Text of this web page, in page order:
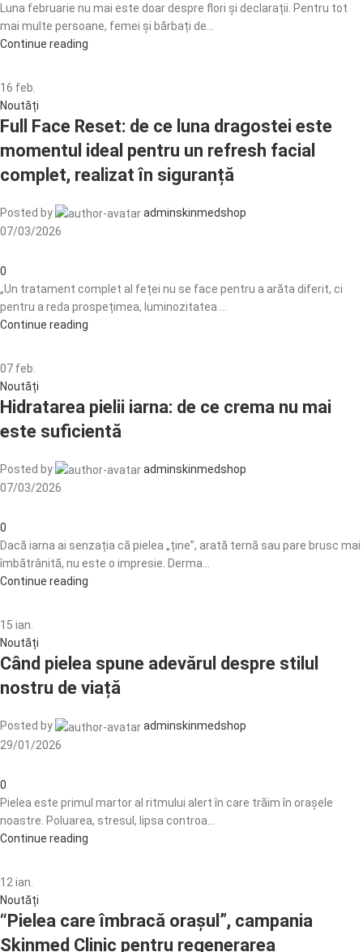
Luna februarie nu mai este doar despre flori și declarații. Pentru tot
mai multe persoane, femei și bărbați de...
Continue reading
16 feb.
Noutăți
Full Face Reset: de ce luna dragostei este
momentul ideal pentru un refresh facial
complet, realizat în siguranță
Posted by
adminskinmedshop
07/03/2026
0
„Un tratament complet al feței nu se face pentru a arăta diferit, ci
pentru a reda prospețimea, luminozitatea ...
Continue reading
07 feb.
Noutăți
Hidratarea pielii iarna: de ce crema nu mai
este suficientă
Posted by
adminskinmedshop
07/03/2026
0
Dacă iarna ai senzația că pielea „ține”, arată ternă sau pare brusc mai
îmbătrânită, nu este o impresie. Derma...
Continue reading
15 ian.
Noutăți
Când pielea spune adevărul despre stilul
nostru de viață
Posted by
adminskinmedshop
29/01/2026
0
Pielea este primul martor al ritmului alert în care trăim în orașele
noastre. Poluarea, stresul, lipsa controa...
Continue reading
12 ian.
Noutăți
“Pielea care îmbracă orașul”, campania
Skinmed Clinic pentru regenerarea